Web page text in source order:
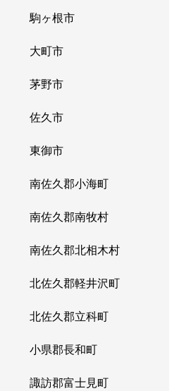
駒ヶ根市
大町市
茅野市
佐久市
東御市
南佐久郡小海町
南佐久郡南牧村
南佐久郡北相木村
北佐久郡軽井沢町
北佐久郡立科町
小県郡長和町
諏訪郡富士見町